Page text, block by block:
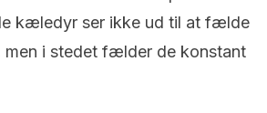
kæledyr ser ikke ud til at fælde
men i stedet fælder de konstant